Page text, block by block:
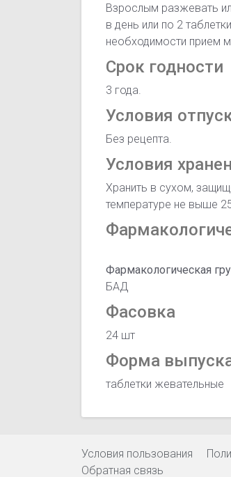
Взрослым разжевать
в день или по 2
необходимости прием
Срок годности
3 года.
Условия
Без рецепта.
Условия
Хранить в сухом,
температуре не выше
Фармакологическая
БАД
Фасовка
24 шт
Форма
таблетки жевательные
Условия пользования
Обратная связь